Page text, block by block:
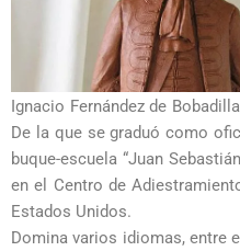
Ignacio Fernández de
De la que se graduó como
buque-escuela “Juan
en el Centro de
Estados Unidos.
Domina varios idiomas, entre